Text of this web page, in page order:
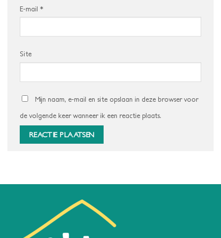
E-mail *
Site
Mijn naam, e-mail en site opslaan in deze browser voor
de volgende keer wanneer ik een reactie plaats.